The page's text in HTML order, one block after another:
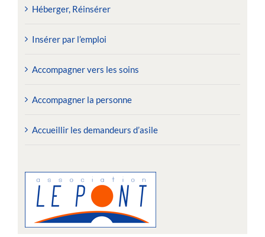
Héberger, Réinsérer
Insérer par l’emploi
Accompagner vers les soins
Accompagner la personne
Accueillir les demandeurs d’asile